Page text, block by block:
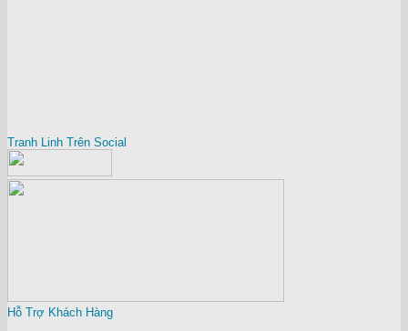
Tranh Linh Trên Social
Hỗ Trợ Khách Hàng